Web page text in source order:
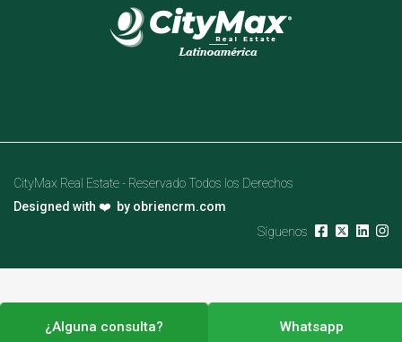
¿Alguna consulta? Whatsapp
CityMax Real Estate - Reservado Todos los Derechos
Designed with ❤️ by obriencrm.com
Síguenos